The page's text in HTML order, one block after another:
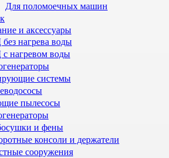
Для поломоечных машин
и аксессуары
нагрева воды
нагревом воды
системы
пылесосы
и фены
консоли и держатели
сооружения